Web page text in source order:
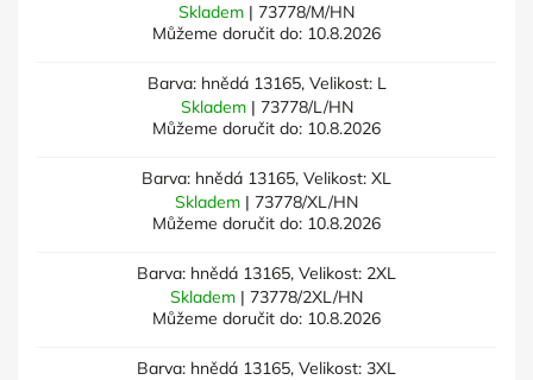
Skladem | 73778/M/HN
Můžeme doručit do: 10.8.2026
Barva: hnědá 13165, Velikost: L
Skladem | 73778/L/HN
Můžeme doručit do: 10.8.2026
Barva: hnědá 13165, Velikost: XL
Skladem | 73778/XL/HN
Můžeme doručit do: 10.8.2026
Barva: hnědá 13165, Velikost: 2XL
Skladem | 73778/2XL/HN
Můžeme doručit do: 10.8.2026
Barva: hnědá 13165, Velikost: 3XL